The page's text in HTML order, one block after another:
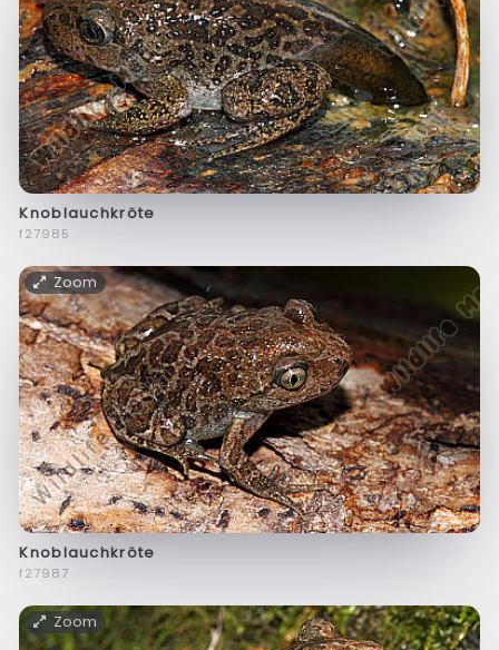
Knoblauchkröte
f27985
Zoom
Knoblauchkröte
f27987
Zoom